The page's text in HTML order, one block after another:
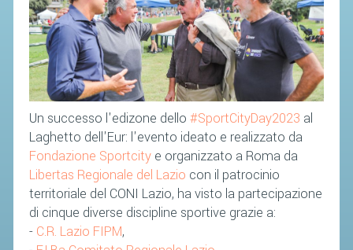
Un successo l'edizone dello #SportCityDay2023 al
Laghetto dell'Eur: l'evento ideato e realizzato da
Fondazione Sportcity e organizzato a Roma da
Libertas Regionale del Lazio con il patrocinio
territoriale del CONI Lazio, ha visto la partecipazione
di cinque diverse discipline sportive grazie a:
- C.R. Lazio FIPM,
CAMPIONATI
CALENDARIO
FIBA NAZIONALE